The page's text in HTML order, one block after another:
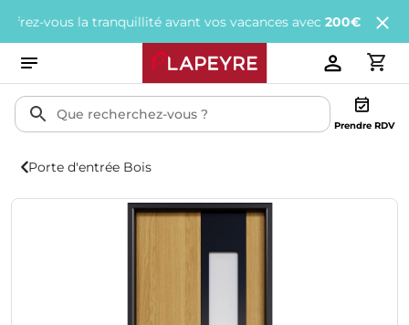
vous la tranquillité avant vos vacances avec 200€ offerts tous
Prendre RDV
Porte d'entrée Bois